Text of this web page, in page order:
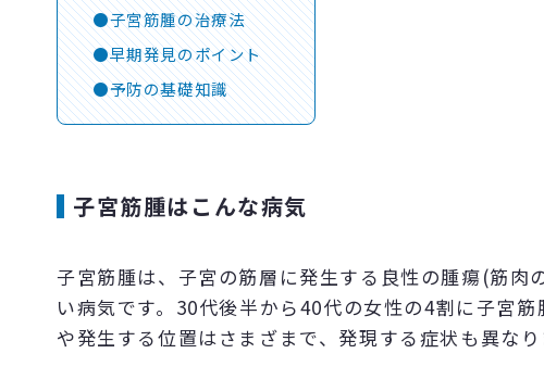
子宮筋腫の治療法
早期発見のポイント
予防の基礎知識
子宮筋腫はこんな病気
子宮筋腫は、子宮の筋層に発生する良性の腫瘍(筋肉
い病気です。30代後半から40代の女性の4割に子宮
や発生する位置はさまざまで、発現する症状も異なり